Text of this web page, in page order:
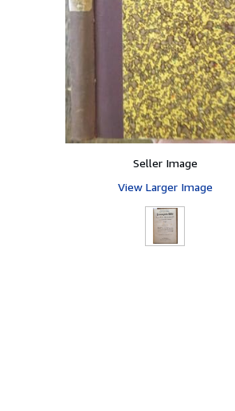
Seller Image
View Larger Image